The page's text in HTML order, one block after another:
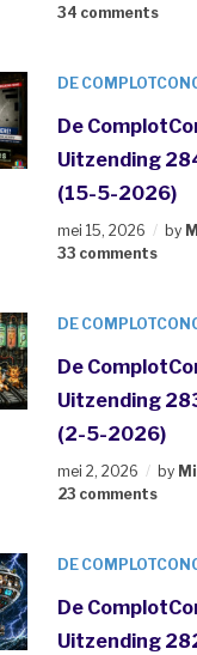
34 comments
DE
De
Uitzending
(15-5-2026)
mei 15, 2026 by
33 comments
DE
De
Uitzending
(2-5-2026)
mei 2, 2026 by
23 comments
DE
De
Uitzending